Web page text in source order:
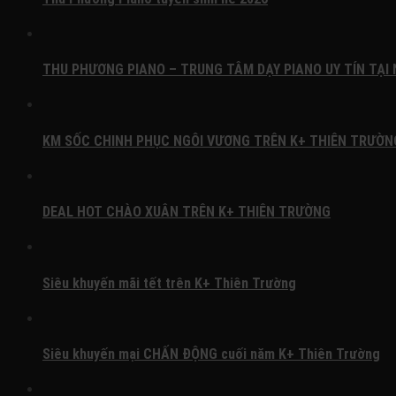
THU PHƯƠNG PIANO – TRUNG TÂM DẠY PIANO UY TÍN TẠI
KM SỐC CHINH PHỤC NGÔI VƯƠNG TRÊN K+ THIÊN
DEAL HOT CHÀO XUÂN TRÊN K+ THIÊN TRƯỜNG
Siêu khuyến mãi tết trên K+ Thiên Trường
Siêu khuyến mại CHẤN ĐỘNG cuối năm K+ Thiên Trường